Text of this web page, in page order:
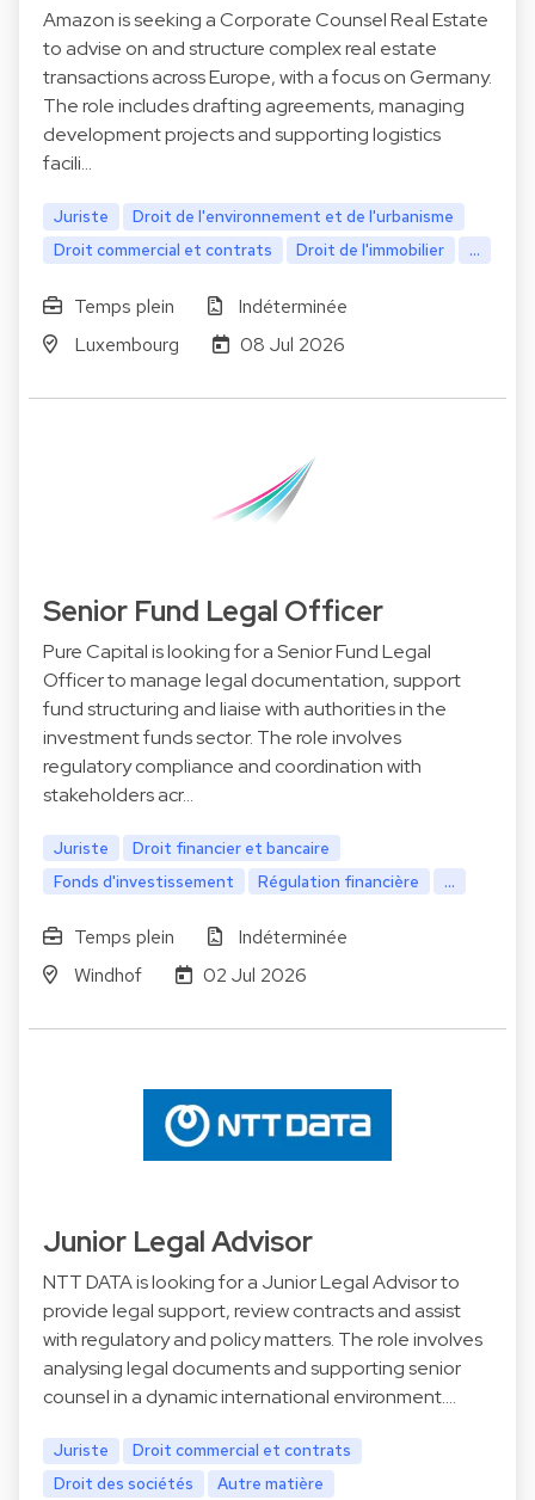
Amazon is seeking a Corporate Counsel Real Estate
to advise on and structure complex real estate
transactions across Europe, with a focus on Germany.
The role includes drafting agreements, managing
development projects and supporting logistics
facili…
Juriste
Droit de l'environnement et de l'urbanisme
Droit commercial et contrats
Droit de l'immobilier ...
Temps plein
Indéterminée
Luxembourg
08 Jul 2026
Senior Fund Legal Officer
Pure Capital is looking for a Senior Fund Legal
Officer to manage legal documentation, support
fund structuring and liaise with authorities in the
investment funds sector. The role involves
regulatory compliance and coordination with
stakeholders acr…
Juriste
Droit financier et bancaire
Fonds d'investissement
Régulation financière ...
Temps plein
Indéterminée
Windhof
02 Jul 2026
Junior Legal Advisor
NTT DATA is looking for a Junior Legal Advisor to
provide legal support, review contracts and assist
with regulatory and policy matters. The role involves
analysing legal documents and supporting senior
counsel in a dynamic international environment.…
Juriste
Droit commercial et contrats
Droit des sociétés
Autre matière